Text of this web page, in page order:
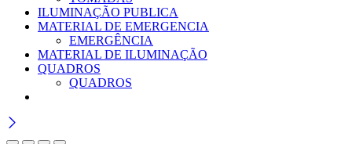
ILUMINAÇÃO PUBLICA
MATERIAL DE EMERGENCIA
EMERGÊNCIA
MATERIAL DE ILUMINAÇÃO
QUADROS
QUADROS